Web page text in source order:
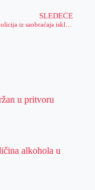
SLEDEĆE
u pritvoru
alkohola u